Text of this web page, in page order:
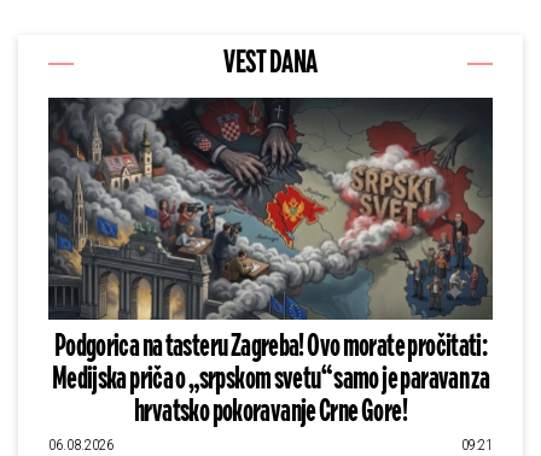
VEST DANA
Podgorica na tasteru Zagreba! Ovo morate pročitati:
Medijska priča o „srpskom svetu“ samo je paravan za
hrvatsko pokoravanje Crne Gore!
06.08.2026 09:21